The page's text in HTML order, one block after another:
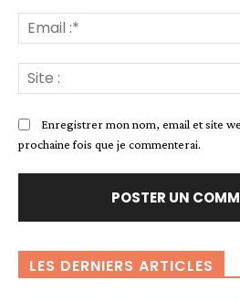
Enregistrer mon nom, email et site
prochaine fois que je commenterai.
LES DERNIERS ARTICLES